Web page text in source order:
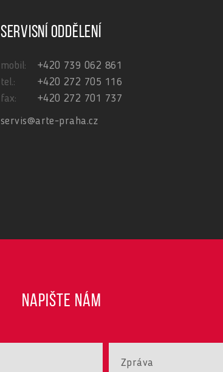
Servisní oddělení
mobil:
+420 739 062 861
tel.:
+420 272 705 116
fax:
+420 272 701 737
servis@arte-praha.cz
NAPIŠTE NÁM